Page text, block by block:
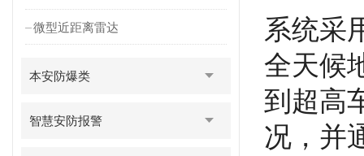
微型近距离雷达
本安防爆类
智慧安防报警
系统采
全天候
到超高
况，并